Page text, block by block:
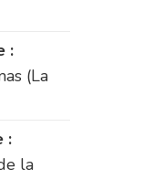
:
(La
:
la